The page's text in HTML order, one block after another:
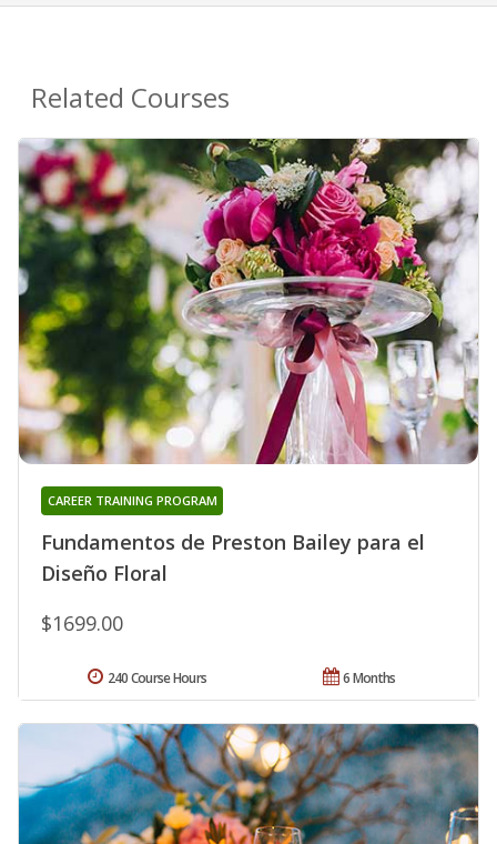
Related Courses
Fundamentos de Preston Bailey para el
Diseño Floral
CAREER TRAINING PROGRAM
$1699.00
6 Months
240 Course Hours